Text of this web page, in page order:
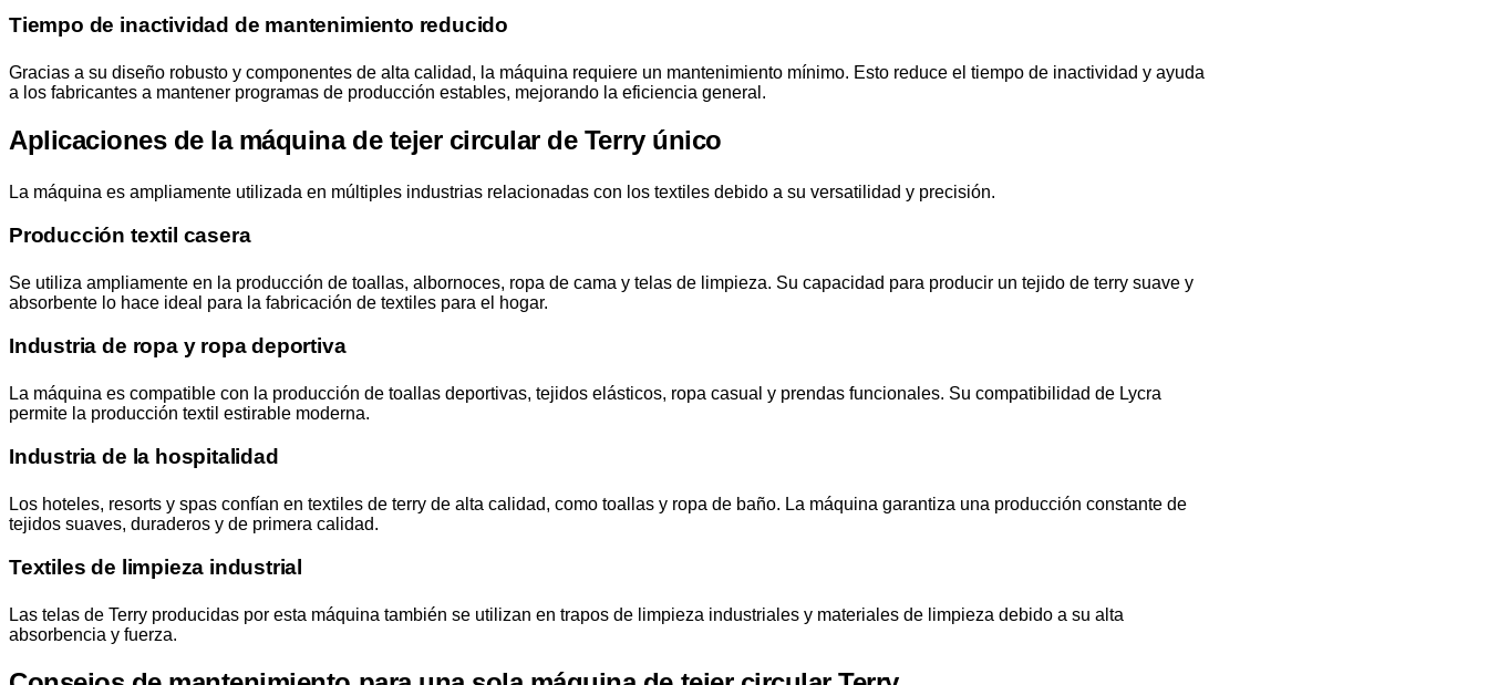
Tiempo de inactividad de mantenimiento reducido
Gracias a su diseño robusto y componentes de alta calidad, la máquina requiere un mantenimiento mínimo. Esto reduce el tiempo de inactividad y ayuda
a los fabricantes a mantener programas de producción estables, mejorando la eficiencia general.
Aplicaciones de la máquina de tejer circular de Terry único
La máquina es ampliamente utilizada en múltiples industrias relacionadas con los textiles debido a su versatilidad y precisión.
Producción textil casera
Se utiliza ampliamente en la producción de toallas, albornoces, ropa de cama y telas de limpieza. Su capacidad para producir un tejido de terry suave y
absorbente lo hace ideal para la fabricación de textiles para el hogar.
Industria de ropa y ropa deportiva
La máquina es compatible con la producción de toallas deportivas, tejidos elásticos, ropa casual y prendas funcionales. Su compatibilidad de Lycra
permite la producción textil estirable moderna.
Industria de la hospitalidad
Los hoteles, resorts y spas confían en textiles de terry de alta calidad, como toallas y ropa de baño. La máquina garantiza una producción constante de
tejidos suaves, duraderos y de primera calidad.
Textiles de limpieza industrial
Las telas de Terry producidas por esta máquina también se utilizan en trapos de limpieza industriales y materiales de limpieza debido a su alta
absorbencia y fuerza.